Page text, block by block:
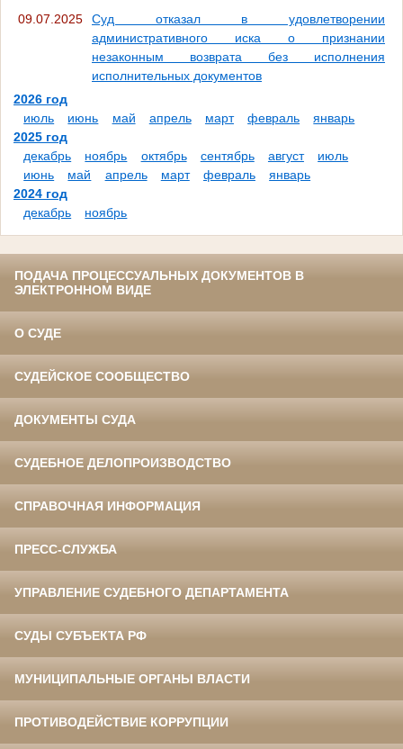
09.07.2025
Суд отказал в удовлетворении
административного иска о признании
незаконным возврата без исполнения
исполнительных документов
2026 год
июль
июнь май апрель март февраль
январь
2025 год
декабрь
ноябрь октябрь сентябрь август
июль
июнь
май апрель март февраль
январь
2024 год
декабрь
ноябрь
ПОДАЧА ПРОЦЕССУАЛЬНЫХ ДОКУМЕНТОВ В
ЭЛЕКТРОННОМ ВИДЕ
О СУДЕ
СУДЕЙСКОЕ СООБЩЕСТВО
ДОКУМЕНТЫ СУДА
СУДЕБНОЕ ДЕЛОПРОИЗВОДСТВО
СПРАВОЧНАЯ ИНФОРМАЦИЯ
ПРЕСС-СЛУЖБА
УПРАВЛЕНИЕ СУДЕБНОГО ДЕПАРТАМЕНТА
СУДЫ СУБЪЕКТА РФ
МУНИЦИПАЛЬНЫЕ ОРГАНЫ ВЛАСТИ
ПРОТИВОДЕЙСТВИЕ КОРРУПЦИИ